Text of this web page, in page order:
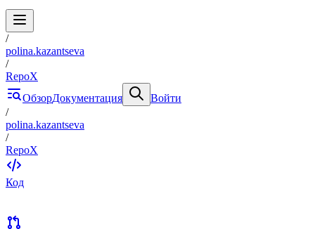
/
polina.kazantseva
/
RepoX
ОбзорДокументация
Войти
/
polina.kazantseva
/
RepoX
Код